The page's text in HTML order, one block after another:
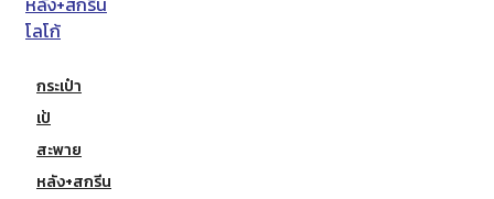
กระเป๋า
เป้
สะพาย
หลัง+สกรีน